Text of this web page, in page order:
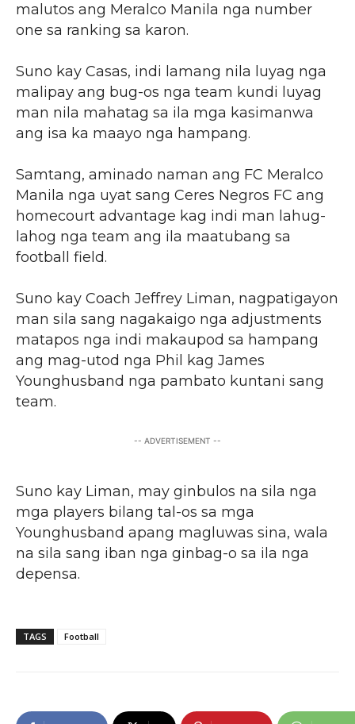
malutos ang Meralco Manila nga number
one sa ranking sa karon.
Suno kay Casas, indi lamang nila luyag nga
malipay ang bug-os nga team kundi luyag
man nila mahatag sa ila mga kasimanwa
ang isa ka maayo nga hampang.
Samtang, aminado naman ang FC Meralco
Manila nga uyat sang Ceres Negros FC ang
homecourt advantage kag indi man lahug-
lahog nga team ang ila maatubang sa
football field.
Suno kay Coach Jeffrey Liman, nagpatigayon
man sila sang nagakaigo nga adjustments
matapos nga indi makaupod sa hampang
ang mag-utod nga Phil kag James
Younghusband nga pambato kuntani sang
team.
-- ADVERTISEMENT --
Suno kay Liman, may ginbulos na sila nga
mga players bilang tal-os sa mga
Younghusband apang magluwas sina, wala
na sila sang iban nga ginbag-o sa ila nga
depensa.
TAGS Football